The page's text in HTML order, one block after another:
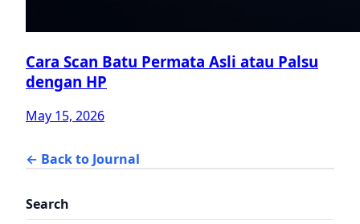
Cara Scan Batu Permata Asli atau Palsu
dengan HP
May 15, 2026
← Back to Journal
Search